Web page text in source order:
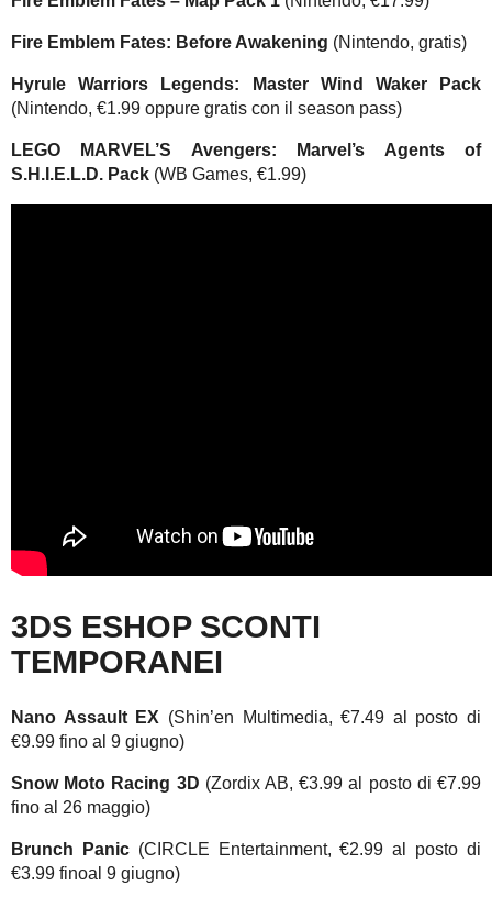
Fire Emblem Fates: Before Awakening (Nintendo, gratis)
Hyrule Warriors Legends: Master Wind Waker Pack
(Nintendo, €1.99 oppure gratis con il season pass)
LEGO MARVEL’S Avengers: Marvel’s Agents of
S.H.I.E.L.D. Pack (WB Games, €1.99)
3DS ESHOP SCONTI
TEMPORANEI
Nano Assault EX (Shin’en Multimedia, €7.49 al posto di
€9.99 fino al 9 giugno)
Snow Moto Racing 3D (Zordix AB, €3.99 al posto di €7.99
fino al 26 maggio)
Brunch Panic(CIRCLE Entertainment, €2.99 al posto di
€3.99 finoal 9 giugno)